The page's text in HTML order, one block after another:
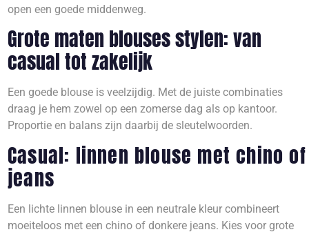
open een goede middenweg.
Grote maten blouses stylen: van
casual tot zakelijk
Een goede blouse is veelzijdig. Met de juiste combinaties
draag je hem zowel op een zomerse dag als op kantoor.
Proportie en balans zijn daarbij de sleutelwoorden.
Casual: linnen blouse met chino of
jeans
Een lichte linnen blouse in een neutrale kleur combineert
moeiteloos met een chino of donkere jeans. Kies voor grote